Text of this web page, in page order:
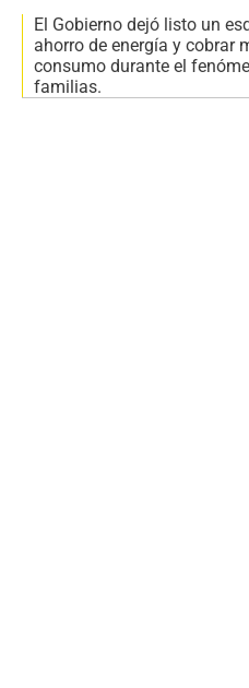
El Gobierno dejó listo un
ahorro de energía y cobrar
consumo durante el
familias.